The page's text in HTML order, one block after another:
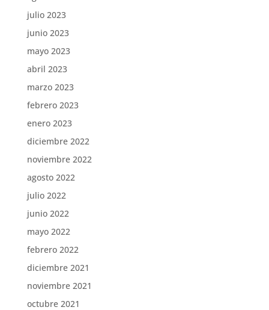
julio 2023
junio 2023
mayo 2023
abril 2023
marzo 2023
febrero 2023
enero 2023
diciembre 2022
noviembre 2022
agosto 2022
julio 2022
junio 2022
mayo 2022
febrero 2022
diciembre 2021
noviembre 2021
octubre 2021